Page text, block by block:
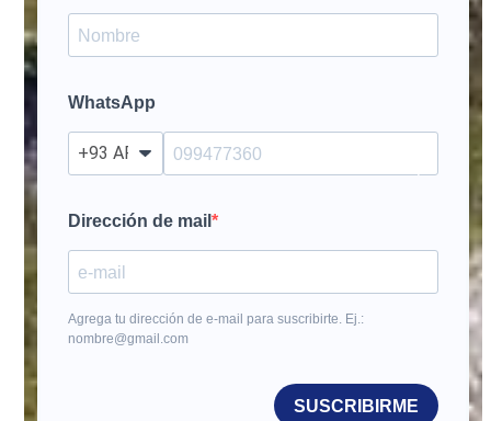
WhatsApp
?
Dirección de mail
Agrega tu dirección de e-mail para suscribirte. Ej.:
nombre@gmail.com
SUSCRIBIRME